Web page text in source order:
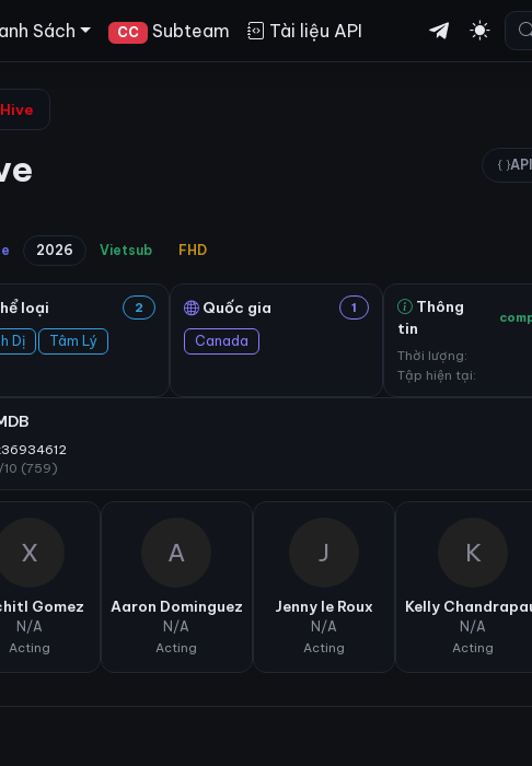
Sách CC Subteam Tài liệu API
Hive
API
2026 Vietsub FHD
loại 2
Dị Tâm Lý
Quốc gia 1
Canada
Thông
tin
Thời lượng:
Tập hiện tại:
/10 (759)
X
Gomez
N/A
Acting
A
Aaron Dominguez
N/A
Acting
J
Jenny le Roux
N/A
Acting
K
Kelly
N/A
Acting